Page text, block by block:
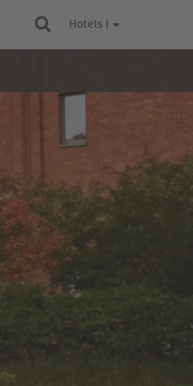
Hotels |